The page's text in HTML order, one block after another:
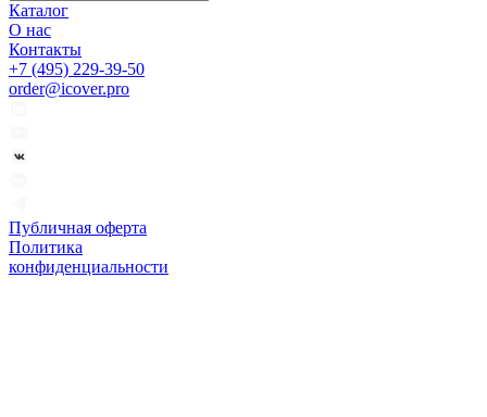
Каталог
О нас
Контакты
+7 (495) 229-39-50
order@icover.pro
Публичная оферта
Политика
конфиденциальности